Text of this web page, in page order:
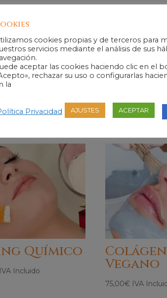
todos los que quieras.
al teléfono 950 48 99 39.
a 21h con al menos 72h de antelación.
en el plazo de 14 días naturales desde
encontrar una solución.
Químico
IVA Incluido Vegano
75,00€ IVA
cookies propias y de terceros para
servicios mediante el análisis de sus
aceptar las cookies haciendo clic en el
rechazar su uso o configurarlas
la
Privacidad AJUSTES ACEPTAR